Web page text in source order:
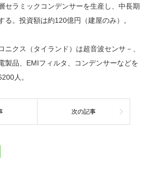
セラミックコンデンサーを生産し、中長期
る。投資額は約120億円（建屋のみ）。
クス（タイランド）は超音波センサ－、
製品、EMIフィルタ、コンデンサーなどを
人。
次の記事